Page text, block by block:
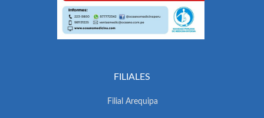
FILIALES
Filial Arequipa